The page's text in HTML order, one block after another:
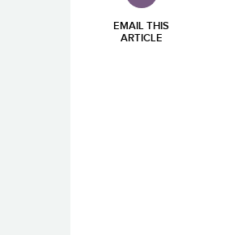
EMAIL THIS
ARTICLE